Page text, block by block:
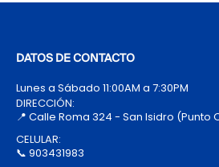
DATOS DE CONTACTO
Lunes a Sábado 11:00AM a 7:30PM
DIRECCIÓN:
📍 Calle Roma 324 - San Isidro
CELULAR:
📞 903431983